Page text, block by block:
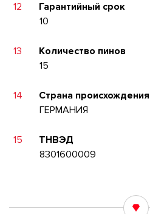
12
Гарантийный срок
10
13
Количество пинов
15
14
Страна происхождения
ГЕРМАНИЯ
15
ТНВЭД
8301600009